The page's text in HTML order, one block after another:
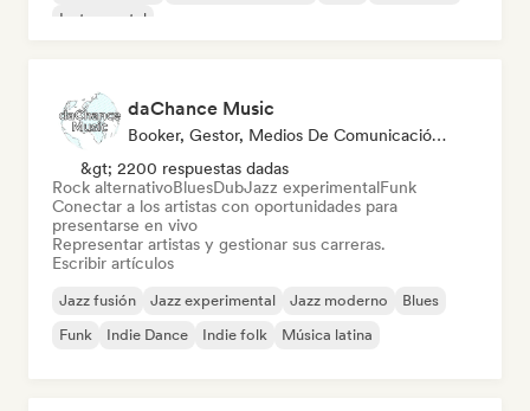
Instrumental
daChance Music
Booker, Gestor, Medios De Comunicación/Periodista
&gt; 2200 respuestas dadas
Rock alternativoBluesDubJazz experimentalFunk
Conectar a los artistas con oportunidades para
presentarse en vivo
Representar artistas y gestionar sus carreras.
Escribir artículos
Jazz fusión Jazz experimental Jazz moderno
Blues
Funk
Indie Dance Indie folk Música latina